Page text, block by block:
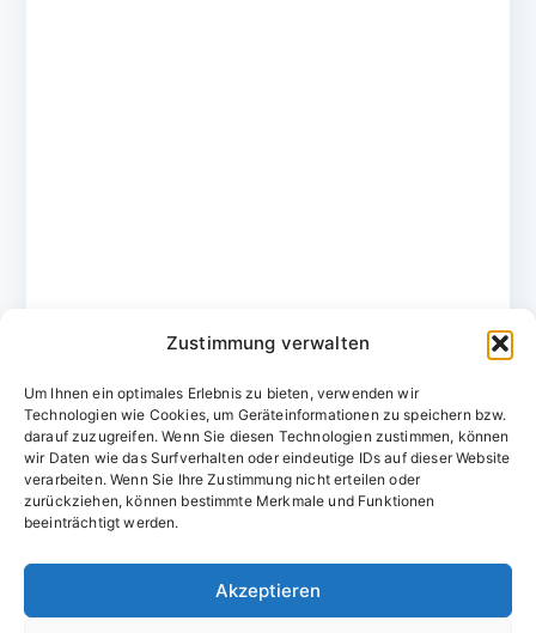
Zustimmung verwalten
Um Ihnen ein optimales Erlebnis zu bieten, verwenden wir
Technologien wie Cookies, um Geräteinformationen zu speichern bzw.
darauf zuzugreifen. Wenn Sie diesen Technologien zustimmen, können
wir Daten wie das Surfverhalten oder eindeutige IDs auf dieser Website
verarbeiten. Wenn Sie Ihre Zustimmung nicht erteilen oder
zurückziehen, können bestimmte Merkmale und Funktionen
beeinträchtigt werden.
Akzeptieren
Domainvergabestelle.de